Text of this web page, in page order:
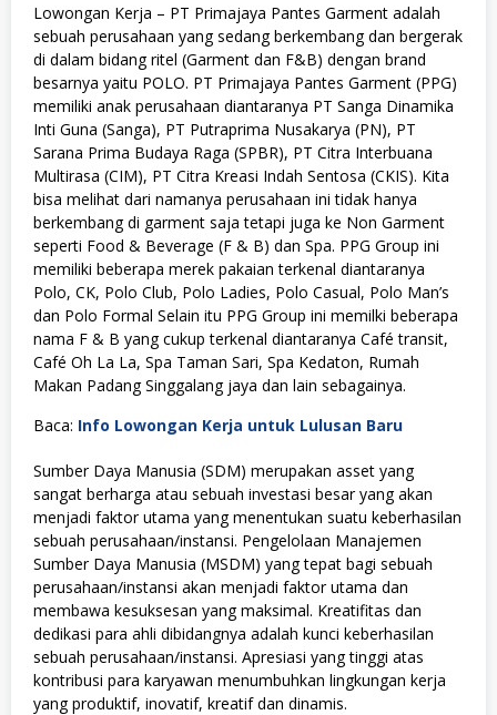
Lowongan Kerja – PT Primajaya Pantes Garment adalah
sebuah perusahaan yang sedang berkembang dan bergerak
di dalam bidang ritel (Garment dan F&B) dengan brand
besarnya yaitu POLO. PT Primajaya Pantes Garment (PPG)
memiliki anak perusahaan diantaranya PT Sanga Dinamika
Inti Guna (Sanga), PT Putraprima Nusakarya (PN), PT
Sarana Prima Budaya Raga (SPBR), PT Citra Interbuana
Multirasa (CIM), PT Citra Kreasi Indah Sentosa (CKIS). Kita
bisa melihat dari namanya perusahaan ini tidak hanya
berkembang di garment saja tetapi juga ke Non Garment
seperti Food & Beverage (F & B) dan Spa. PPG Group ini
memiliki beberapa merek pakaian terkenal diantaranya
Polo, CK, Polo Club, Polo Ladies, Polo Casual, Polo Man’s
dan Polo Formal Selain itu PPG Group ini memilki beberapa
nama F & B yang cukup terkenal diantaranya Café transit,
Café Oh La La, Spa Taman Sari, Spa Kedaton, Rumah
Makan Padang Singgalang jaya dan lain sebagainya.
Baca: Info Lowongan Kerja untuk Lulusan Baru
Sumber Daya Manusia (SDM) merupakan asset yang
sangat berharga atau sebuah investasi besar yang akan
menjadi faktor utama yang menentukan suatu keberhasilan
sebuah perusahaan/instansi. Pengelolaan Manajemen
Sumber Daya Manusia (MSDM) yang tepat bagi sebuah
perusahaan/instansi akan menjadi faktor utama dan
membawa kesuksesan yang maksimal. Kreatifitas dan
dedikasi para ahli dibidangnya adalah kunci keberhasilan
sebuah perusahaan/instansi. Apresiasi yang tinggi atas
kontribusi para karyawan menumbuhkan lingkungan kerja
yang produktif, inovatif, kreatif dan dinamis.